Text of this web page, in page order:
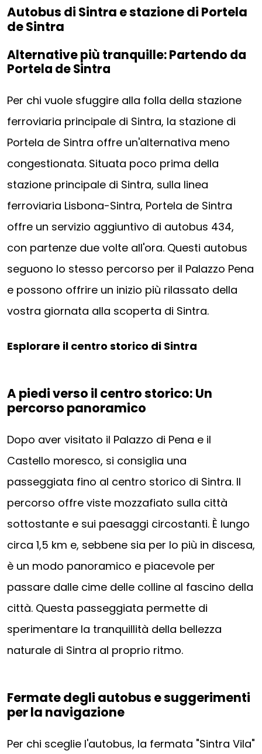
Autobus di Sintra e stazione di Portela
de Sintra
Alternative più tranquille: Partendo da
Portela de Sintra
Per chi vuole sfuggire alla folla della stazione
ferroviaria principale di Sintra, la stazione di
Portela de Sintra offre un'alternativa meno
congestionata. Situata poco prima della
stazione principale di Sintra, sulla linea
ferroviaria Lisbona-Sintra, Portela de Sintra
offre un servizio aggiuntivo di autobus 434,
con partenze due volte all'ora. Questi autobus
seguono lo stesso percorso per il Palazzo Pena
e possono offrire un inizio più rilassato della
vostra giornata alla scoperta di Sintra.
Esplorare il centro storico di Sintra
A piedi verso il centro storico: Un
percorso panoramico
Dopo aver visitato il Palazzo di Pena e il
Castello moresco, si consiglia una
passeggiata fino al centro storico di Sintra. Il
percorso offre viste mozzafiato sulla città
sottostante e sui paesaggi circostanti. È lungo
circa 1,5 km e, sebbene sia per lo più in discesa,
è un modo panoramico e piacevole per
passare dalle cime delle colline al fascino della
città. Questa passeggiata permette di
sperimentare la tranquillità della bellezza
naturale di Sintra al proprio ritmo.
Fermate degli autobus e suggerimenti
per la navigazione
Per chi sceglie l'autobus, la fermata "Sintra Vila"